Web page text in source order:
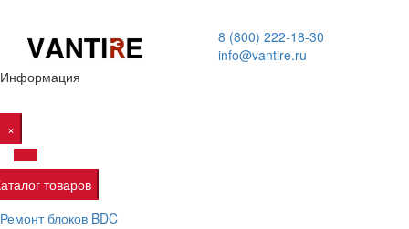
8 (800) 222-18-30
info@vantire.ru
Информация
×
товаров
Ремонт блоков BDC